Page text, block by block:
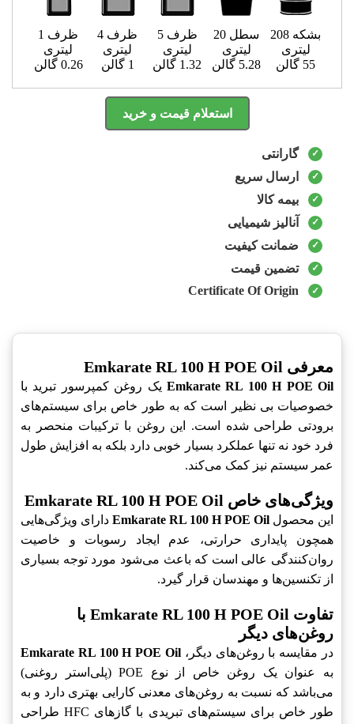
بشکه 208
لیتری
55 گالن
سطل 20
لیتری
5.28 گالن
ظرف 5
لیتری
1.32 گالن
ظرف 4
لیتری
1 گالن
ظرف 1
لیتری
0.26 گالن
استعلام قیمت و خرید
گارانتی
ارسال سریع
بیمه کالا
آنالیز شیمیایی
ضمانت کیفیت
تضمین قیمت
Certificate Of Origin
معرفی Emkarate RL 100 H POE Oil
Emkarate RL 100 H POE Oil یک روغن کمپرسور تبرید با
خصوصیات بی نظیر است که به طور خاص برای سیستم‌های
برودتی طراحی شده است. این روغن با ترکیبات منحصر به
فرد خود نه تنها عملکرد بسیار خوبی دارد بلکه به افزایش طول
عمر سیستم نیز کمک می‌کند.
ویژگی‌های خاص Emkarate RL 100 H POE Oil
این محصول Emkarate RL 100 H POE Oil دارای ویژگی‌هایی
همچون پایداری حرارتی، عدم ایجاد رسوبات و خاصیت
روان‌کنندگی عالی است که باعث می‌شود مورد توجه بسیاری
از تکنسین‌ها و مهندسان قرار گیرد.
تفاوت Emkarate RL 100 H POE Oil با
روغن‌های دیگر
در مقایسه با روغن‌های دیگر، Emkarate RL 100 H POE Oil
به عنوان یک روغن خاص از نوع POE (پلی‌استر روغنی)
می‌باشد که نسبت به روغن‌های معدنی کارایی بهتری دارد و به
طور خاص برای سیستم‌های تبریدی با گازهای HFC طراحی